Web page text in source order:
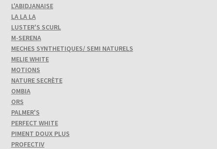
L'ABIDJANAISE
LA LA LA
LUSTER'S SCURL
M-SERENA
MECHES SYNTHETIQUES/ SEMI NATURELS
MELIE WHITE
MOTIONS
NATURE SECRÈTE
OMBIA
ORS
PALMER'S
PERFECT WHITE
PIMENT DOUX PLUS
PROFECTIV